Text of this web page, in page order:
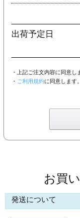
出荷予定日
・上記ご注文内容に同意し
・ ご利用規約に同意します。
お買
発送について